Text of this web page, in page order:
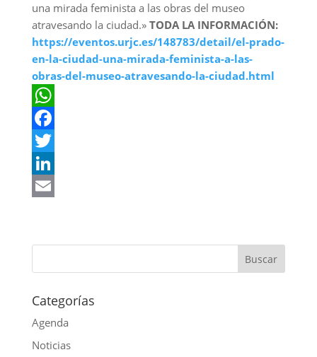
una mirada feminista a las obras del museo
atravesando la ciudad.» TODA LA INFORMACIÓN:
https://eventos.urjc.es/148783/detail/el-prado-
en-la-ciudad-una-mirada-feminista-a-las-
obras-del-museo-atravesando-la-ciudad.html
W
h
a
p
F
a
c
o
k
T
w
e
r
L
e
d
I
n
i
lCategorías
Agenda
Noticias